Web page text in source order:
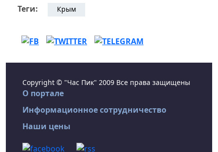
Теги: Крым
Copyright © "Час Пик" 2009 Все права защищены
О портале
Информационное сотрудничество
Наши цены